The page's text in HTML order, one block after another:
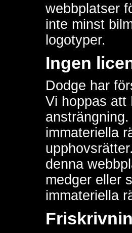
webbplatser
inte minst
logotyper.
Ingen
Dodge har
Vi hoppas att
immateriella
denna
medger eller
immateriella